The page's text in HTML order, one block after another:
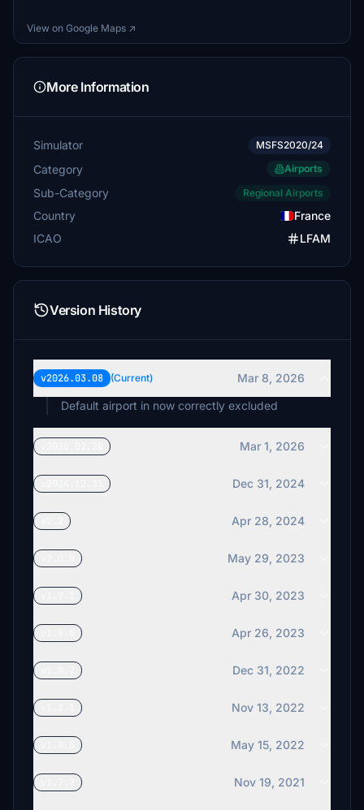
View on Google Maps ↗
More Information
Simulator MSFS2020/24
Category Airports
Sub-Category Regional Airports
Country
France
ICAO
LFAM
Version History
v2026.03.08 (Current)
Mar 8, 2026
Default airport in now correctly excluded
Mar 1, 2026
Dec 31, 2024
Apr 28, 2024
May 29, 2023
Apr 30, 2023
Apr 26, 2023
Dec 31, 2022
Nov 13, 2022
May 15, 2022
Nov 19, 2021